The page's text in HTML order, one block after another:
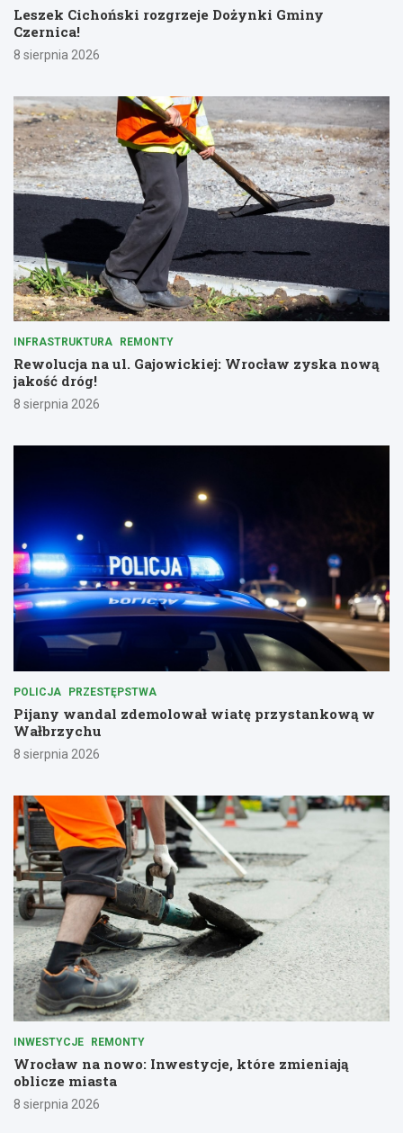
Leszek Cichoński rozgrzeje Dożynki Gminy
Czernica!
8 sierpnia 2026
INFRASTRUKTURA REMONTY
Rewolucja na ul. Gajowickiej: Wrocław zyska nową
jakość dróg!
8 sierpnia 2026
POLICJA PRZESTĘPSTWA
Pijany wandal zdemolował wiatę przystankową w
Wałbrzychu
8 sierpnia 2026
INWESTYCJE REMONTY
Wrocław na nowo: Inwestycje, które zmieniają
oblicze miasta
8 sierpnia 2026